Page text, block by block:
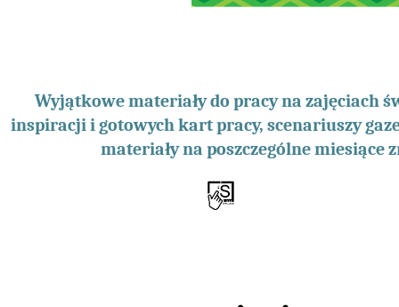
Wyjątkowe materiały do pracy na zajęciach
inspiracji i gotowych kart pracy, scenariuszy
materiały na poszczególne miesiące